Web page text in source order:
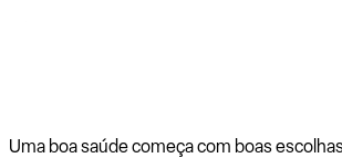
Uma boa saúde começa com boas